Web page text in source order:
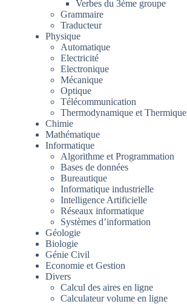
Verbes du 3ème groupe
Grammaire
Traducteur
Physique
Automatique
Electricité
Electronique
Mécanique
Optique
Télécommunication
Thermodynamique et Thermique
Chimie
Mathématique
Informatique
Algorithme et Programmation
Bases de données
Bureautique
Informatique industrielle
Intelligence Artificielle
Réseaux informatique
Systèmes d’information
Géologie
Biologie
Génie Civil
Economie et Gestion
Divers
Calcul des aires en ligne
Calculateur volume en ligne